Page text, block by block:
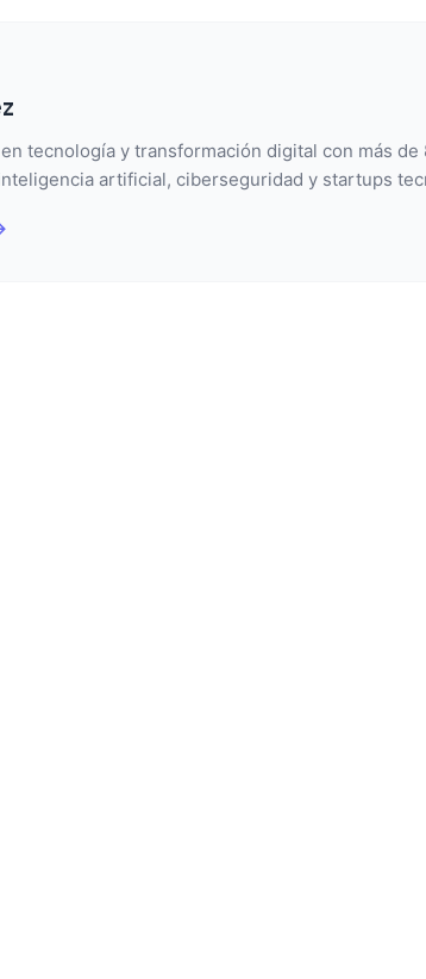
tecnología y transformación digital con más de
artificial, ciberseguridad y startups